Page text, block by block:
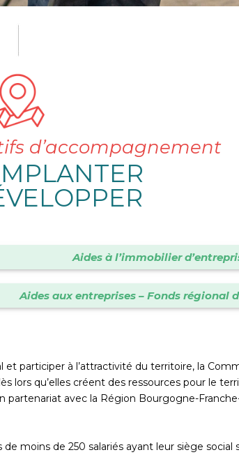
d’accompagnement
Aides à l’immobilier
Aides aux entreprises – Fonds régional
participer à l’attractivité du territoire, la
lors qu’elles créent des ressources pour le
partenariat avec la Région Bourgogne-
de moins de 250 salariés ayant leur siège